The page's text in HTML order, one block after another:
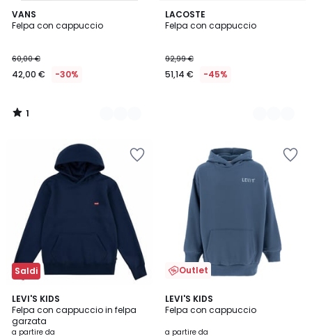
VANS
Felpa con cappuccio
60,00 €
42,00 € -30%
1
/
2
Colori
1
/
LACOSTE
Felpa con cappuccio
92,99 €
51,14 € -45%
2
Colori
Saldi
LEVI'S KIDS
Felpa con cappuccio in felpa
garzata
a partire da
5
/
5
2
Colori
Outlet
LEVI'S KIDS
Felpa con cappuccio
a partire da
1
/